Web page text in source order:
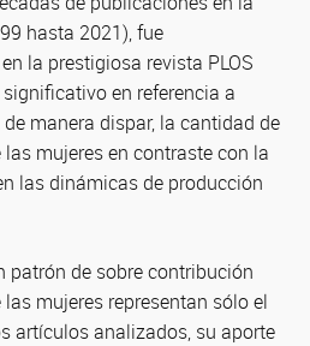
hasta 2021), fue
la prestigiosa revista PLOS
en referencia a
manera dispar, la cantidad de
mujeres en contraste con la
las dinámicas de producción
patrón de sobre contribución
mujeres representan sólo el
artículos analizados, su aporte